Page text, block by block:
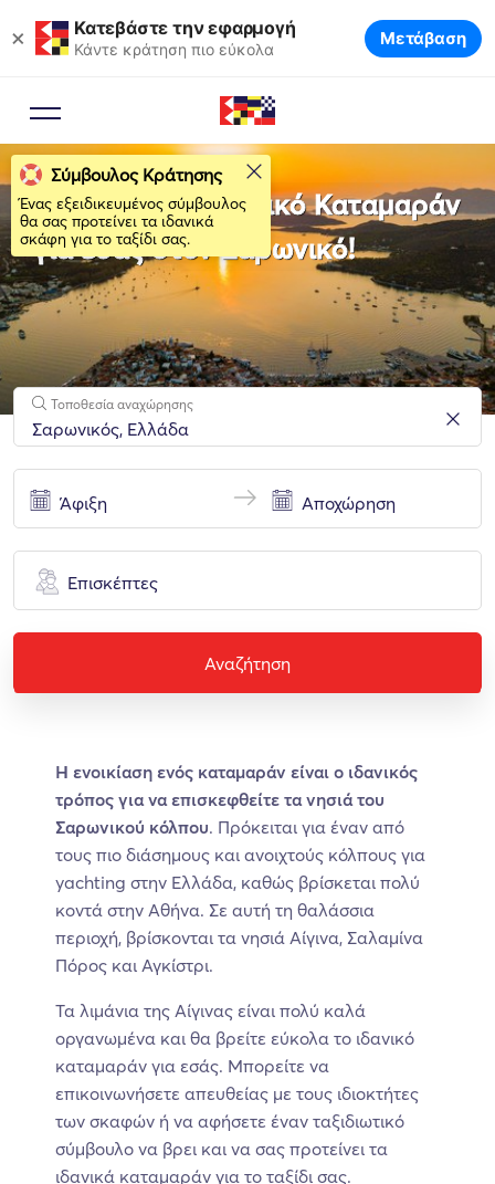
× Κατεβάστε την εφαρμογή
Κάντε κράτηση πιο εύκολα Μετάβαση
Νοικιάστε το ιδανικό Καταμαράν
για εσάς στον Σαρωνικό!
Τοποθεσία αναχώρησης
Επισκέπτες
Αναζήτηση
Η ενοικίαση ενός καταμαράν είναι ο ιδανικός
τρόπος για να επισκεφθείτε τα νησιά του
Σαρωνικού κόλπου. Πρόκειται για έναν από
τους πιο διάσημους και ανοιχτούς κόλπους για
yachting στην Ελλάδα, καθώς βρίσκεται πολύ
κοντά στην Αθήνα. Σε αυτή τη θαλάσσια
περιοχή, βρίσκονται τα νησιά Αίγινα, Σαλαμίνα
Πόρος και Αγκίστρι.
Τα λιμάνια της Αίγινας είναι πολύ καλά
οργανωμένα και θα βρείτε εύκολα το ιδανικό
καταμαράν για εσάς. Μπορείτε να
επικοινωνήσετε απευθείας με τους ιδιοκτήτες
των σκαφών ή να αφήσετε έναν ταξιδιωτικό
σύμβουλο να βρει και να σας προτείνει τα
ιδανικά καταμαράν για το ταξίδι σας.
Σύμβουλος Κράτησης
Ένας εξειδικευμένος σύμβουλος
θα σας προτείνει τα ιδανικά
σκάφη για το ταξίδι σας.